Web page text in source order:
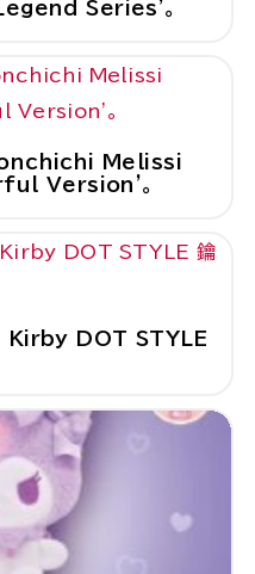
Series'。
Melissi
Version'。
- Kirby DOT STYLE